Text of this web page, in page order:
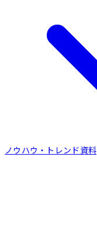
ノウハウ・トレンド資料